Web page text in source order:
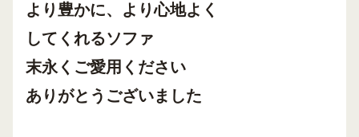
より豊かに、より心地よく
してくれるソファ
末永くご愛用ください
ありがとうございました